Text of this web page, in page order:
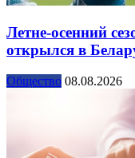
Летне-осенний
открылся в
Общество 08.08.2026